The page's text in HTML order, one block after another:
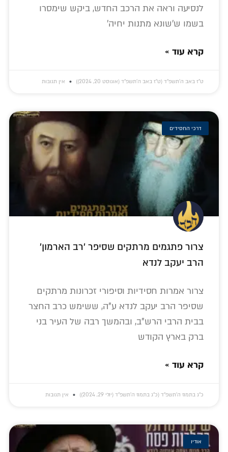
לנסיעה וראה את הרכב החדש, ביקש שימסרו
בשמו ש'שונא מתנות יחיה'
קרא עוד »
ט״ז באב ה׳תשפ״ד (ט״ז באב ה׳תשפ״ד (אוגוסט 20, 2024)) אין תגובות
דרכי החסידים
צרור פתגמים מרתקים שסיפר 'רב הארמון'
הרב יעקב לנדא
צרור אמרות חסידיות וסיפורי זכרונות מרתקים
שסיפר הרב יעקב לנדא ע"ה, ששימש כרב החצר
בבית הרבי הרש"ב, ובהמשך רבה של העיר בני
ברק בארץ הקודש
קרא עוד »
כ״ג בתמוז ה׳תשפ״ד (כ״ג בתמוז ה׳תשפ״ד (יולי 29, 2024)) אין תגובות
אודיו